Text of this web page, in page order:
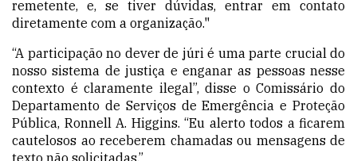
remetente, e, se tiver dúvidas, entrar em contato
diretamente com a organização."
“A participação no dever de júri é uma parte crucial do
nosso sistema de justiça e enganar as pessoas nesse
contexto é claramente ilegal”, disse o Comissário do
Departamento de Serviços de Emergência e Proteção
Pública, Ronnell A. Higgins. “Eu alerto todos a ficarem
cautelosos ao receberem chamadas ou mensagens de
texto não solicitadas.”